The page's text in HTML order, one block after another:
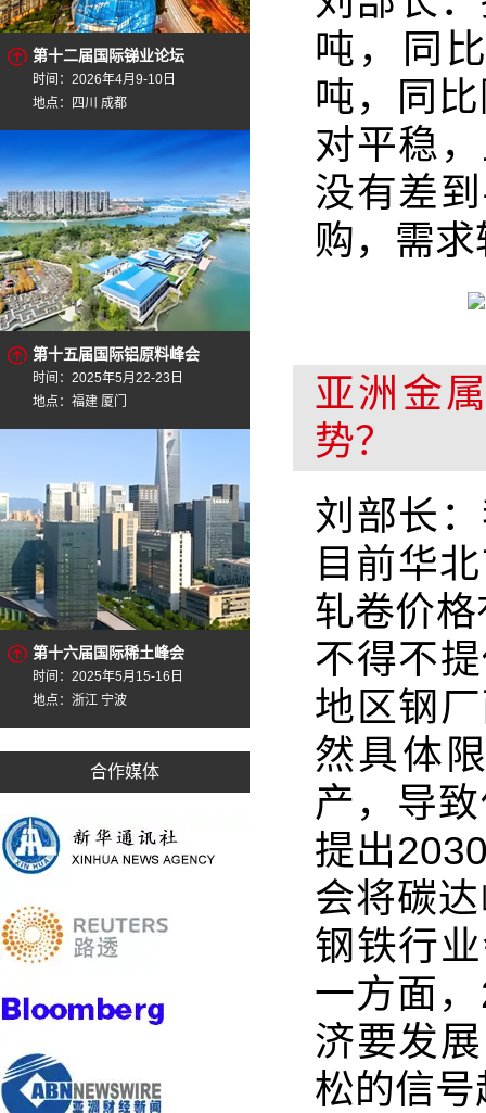
第十二届国际锑业论坛
时间：2026年4月9-10日
地点：四川 成都
第十五届国际铝原料峰会
时间：2025年5月22-23日
地点：福建 厦门
第十六届国际稀土峰会
时间：2025年5月15-16日
地点：浙江 宁波
合作媒体
吨，同
吨，同
对平稳
没有差
购，需
亚洲金
势？
刘部长
目前华
轧卷价
不得不
地区钢
然具体
产，导
提出
会将碳
钢铁行
一方面
济要发
松的信